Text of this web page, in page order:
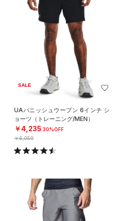
SALE
UAバニッシュウーブン 6インチ シ
ョーツ（トレーニング/MEN）
￥4,235 30%OFF
￥6,050